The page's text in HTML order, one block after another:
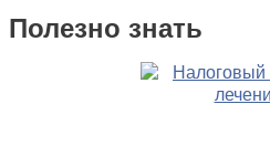
Полезно знать